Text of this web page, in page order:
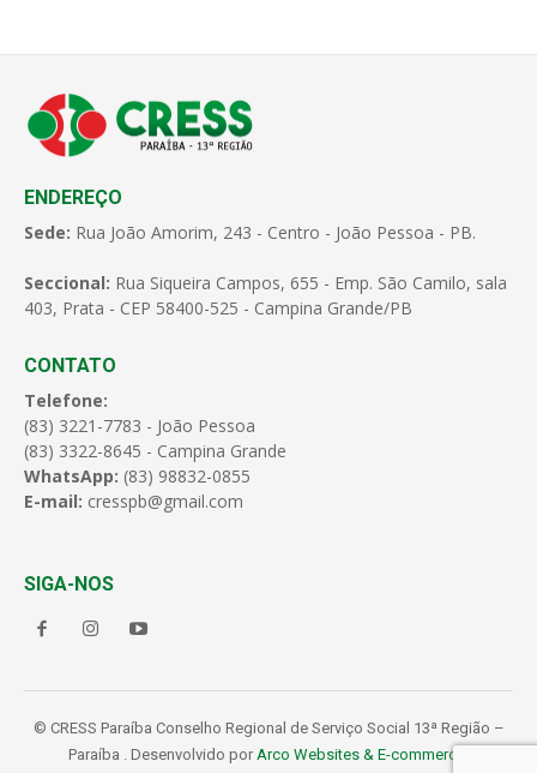
ENDEREÇO
Sede: Rua João Amorim, 243 - Centro - João Pessoa - PB.
Seccional: Rua Siqueira Campos, 655 - Emp. São Camilo, sala
403, Prata - CEP 58400-525 - Campina Grande/PB
CONTATO
Telefone:
(83) 3221-7783 - João Pessoa
(83) 3322-8645 - Campina Grande
WhatsApp: (83) 98832-0855
E-mail: cresspb@gmail.com
SIGA-NOS
© CRESS Paraíba Conselho Regional de Serviço Social 13ª Região –
Paraíba . Desenvolvido por Arco Websites & E-commerce